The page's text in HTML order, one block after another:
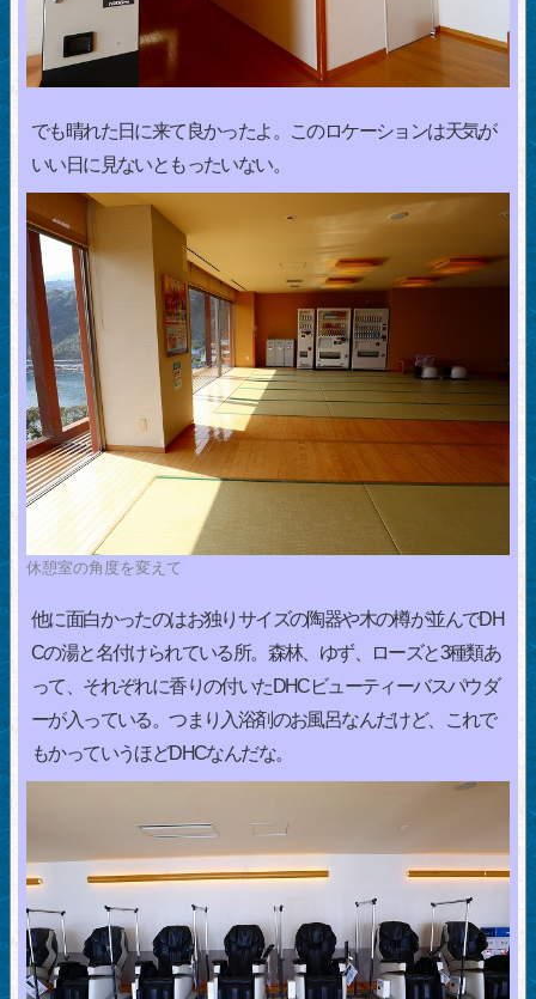
でも晴れた日に来て良かったよ。このロケーションは天気が
いい日に見ないともったいない。
休憩室の角度を変えて
他に面白かったのはお独りサイズの陶器や木の樽が並んでDH
Cの湯と名付けられている所。森林、ゆず、ローズと3種類あ
って、それぞれに香りの付いたDHCビューティーバスパウダ
ーが入っている。つまり入浴剤のお風呂なんだけど、これで
もかっていうほどDHCなんだな。